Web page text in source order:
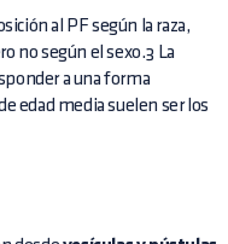
al PF según la raza,
no según el sexo.3 La
a una forma
edad media suelen ser los